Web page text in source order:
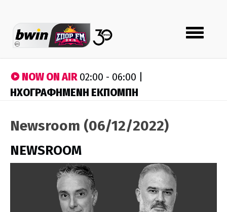
Toggle
navigation
NOW ON AIR02:00 - 06:00 |
ΗΧΟΓΡΑΦΗΜΕΝΗ ΕΚΠΟΜΠΗ
Newsroom (06/12/2022)
NEWSROOM